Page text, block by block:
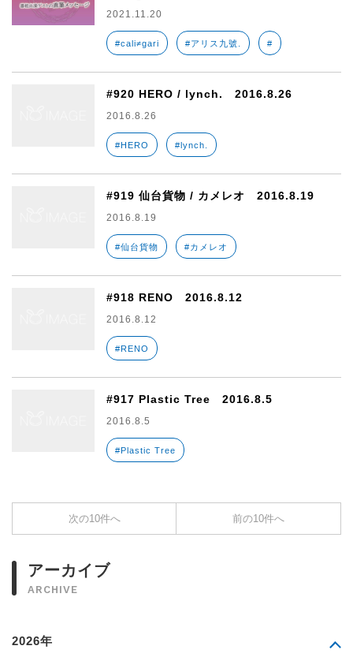
2021.11.20
#cali≠gari #アリス九號. #
#920 HERO / lynch. 2016.8.26
2016.8.26
#HERO #lynch.
#919 仙台貨物 / カメレオ 2016.8.19
2016.8.19
#仙台貨物 #カメレオ
#918 RENO 2016.8.12
2016.8.12
#RENO
#917 Plastic Tree 2016.8.5
2016.8.5
#Plastic Tree
次の10件へ 前の10件へ
アーカイブ
ARCHIVE
2026年